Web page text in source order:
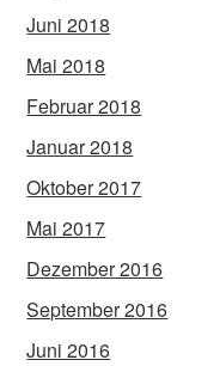
Juni 2018
Mai 2018
Februar 2018
Januar 2018
Oktober 2017
Mai 2017
Dezember 2016
September 2016
Juni 2016